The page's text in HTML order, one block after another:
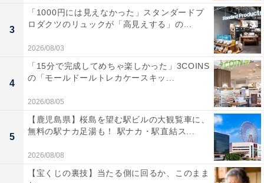
3
「1000円には見えなかった」スタンダードプ
ロダクツのリュックが「高見えする」の...
2026/08/03
4
「15分で完成してめちゃ楽しかった」3COINS
の「モールドールトレカケースキッ...
2026/08/05
5
【鹿児島県】桜島を望む駅ビルの大観覧車に、
無料の駅ナカ足湯も！ 駅ナカ・駅直結ス...
2026/08/08
【宝くじの裏技】当たる側に回るか、このまま